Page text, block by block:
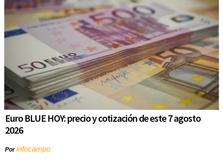
Euro BLUE HOY: precio y cotización de este 7 agosto
2026
Porinfocampo